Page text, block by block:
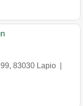
, 83030 Lapio